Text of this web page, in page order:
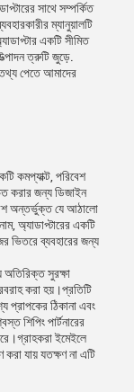
সাথে সম্পর্কিত
ম্যানুয়ালটি
একটি সীমিত
ত্রুটি জুড়ে.
পেতে আমাদের
কমপ্যাক্ট, পরিবেশ
করার জন্য ডিজাইন
অন্তর্ভুক্ত যে আঠালো
অ্যাডাপ্টারের একটি
ভিতরে ব্যবহারের জন্য
অতিরিক্ত সুরক্ষা
করা হয়।প্রতিটি
প্রাপকের ঠিকানা এবং
শিপিং পার্টনারের
ইমেইলে
করা যায় যতক্ষণ না এটি